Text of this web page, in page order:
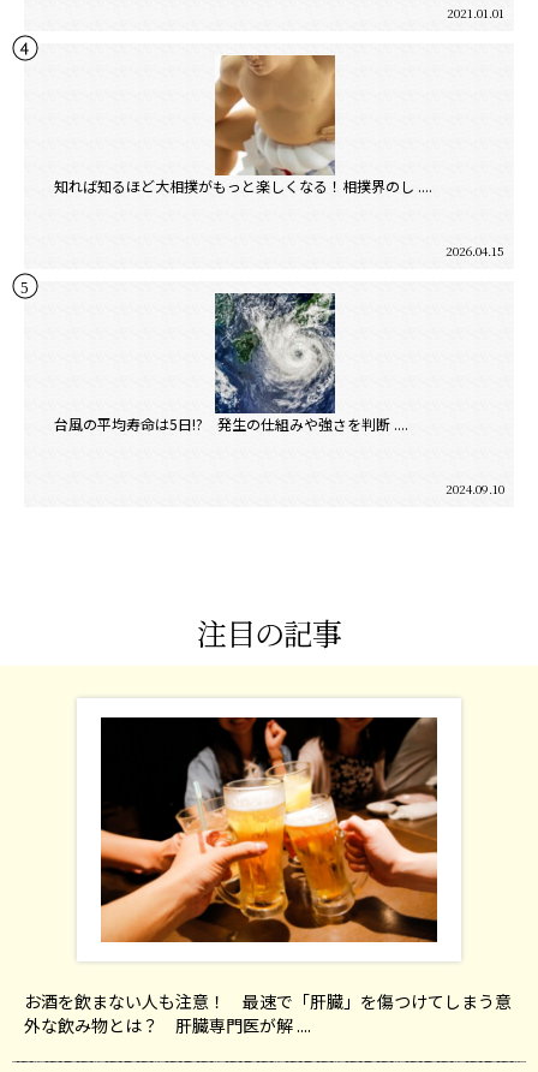
2021.01.01
知れば知るほど大相撲がもっと楽しくなる！相撲界のし ....
2026.04.15
台風の平均寿命は5日!? 発生の仕組みや強さを判断 ....
2024.09.10
注目の記事
お酒を飲まない人も注意！ 最速で「肝臓」を傷つけてしまう意
外な飲み物とは？ 肝臓専門医が解 ....